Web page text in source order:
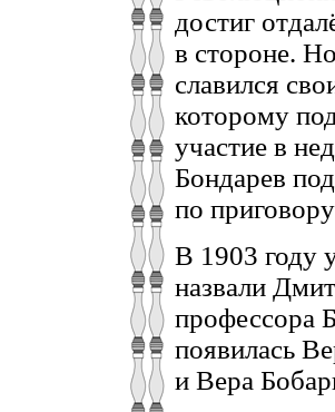
достиг
в стороне.
славился
которому
участие в
Бондарев
по
В 1903 году
назвали
профессора
появилась
и Вера